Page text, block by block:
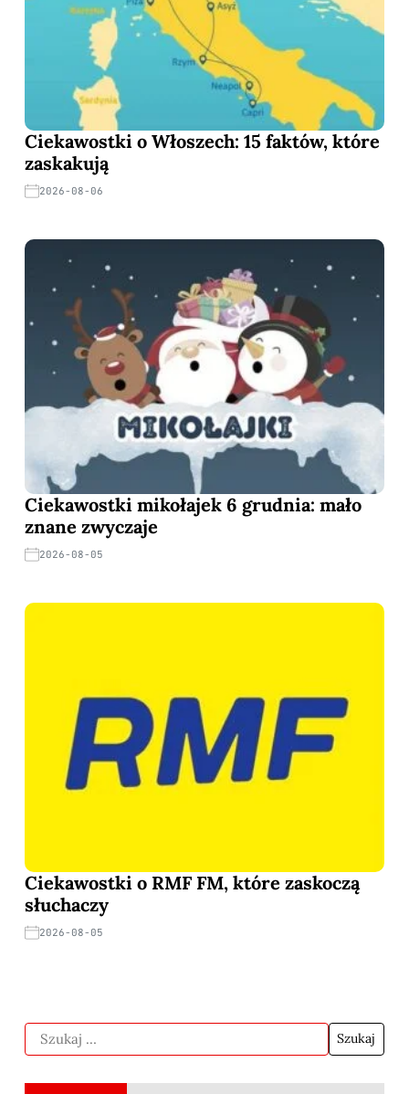
Ciekawostki o Włoszech: 15 faktów, które
zaskakują
2026-08-06
Ciekawostki mikołajek 6 grudnia: mało
znane zwyczaje
2026-08-05
Ciekawostki o RMF FM, które zaskoczą
słuchaczy
2026-08-05